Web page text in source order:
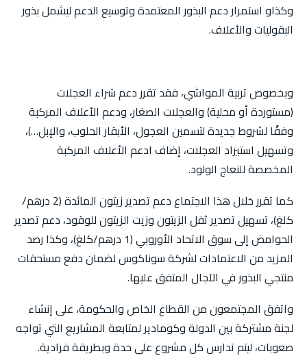
وكذاو استمرار دعم البذور المعتمدة وتوسيع الدعم ليشمل بذور
البقوليات والأعلاف.
وبخصوص تربية المواشي، فقد تقرر دعم شراء العجلات
(مستوردة أو محلية) والعجلات الصغار، ودعم الأعلاف المركبة
وفقًا لشروط جديدة لتسمين العجول، الأبقار الحلوب، والإبل…)،
وتسهيل استيراد العجلات، إضاف ادعم الأعلاف المركبة
المخصصة للنعاج الولود.
كما تقرر خلال هذا الاجتماع دعم تصدير زيتون المائدة (2 درهم/
كلغ)، تسهيل تصدير ثفل الزيتون وزيت الزيتون للوقود، دعم تصدير
الحوامض إلى سوق الاتحاد الأوروبي (1 درهم/كلغ)، وكذا رصد
المزيد من الاعتمادات لشركة سوناكوس لضمان دفع مستحقات
منتجي البذور في الآجال المتفق عليها.
واتفق المجتمعون من القطاع الخاص والحكومة، على إنشاء
لجنة مشتركة بين الدولة وكومادير لمتابعة المشاريع التي تواجه
صعوبات، ليتم تدارس كل مشروع على حدة وبطريقة فرادية.